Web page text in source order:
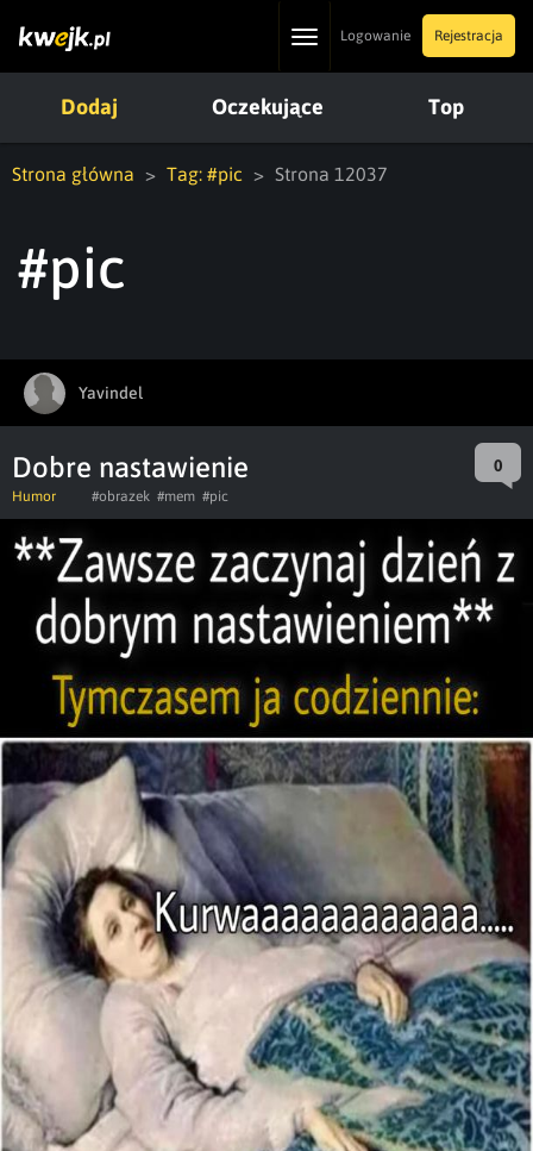
ToggleLogowanie Rejestracja
Dodaj Oczekujące Top
Strona główna Tag: #pic Strona 12037
#pic
Yavindel
Dobre nastawienie 0
Humor #obrazek #mem #pic